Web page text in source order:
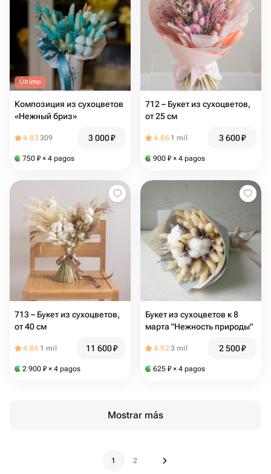
Último
Композиция из сухоцветов
«Нежный бриз»
4.83309 3 000₽
750 ₽ × 4 pagos
712 – Букет из сухоцветов,
от 25 см
4.86 1 mil 3 600₽
900 ₽ × 4 pagos
713 – Букет из сухоцветов,
от 40 см
4.86 1 mil 11 600₽
2 900 ₽ × 4 pagos
Букет из сухоцветов к 8
марта "Нежность природы"
4.923 mil 2 500₽
625 ₽ × 4 pagos
Mostrar más
1 2